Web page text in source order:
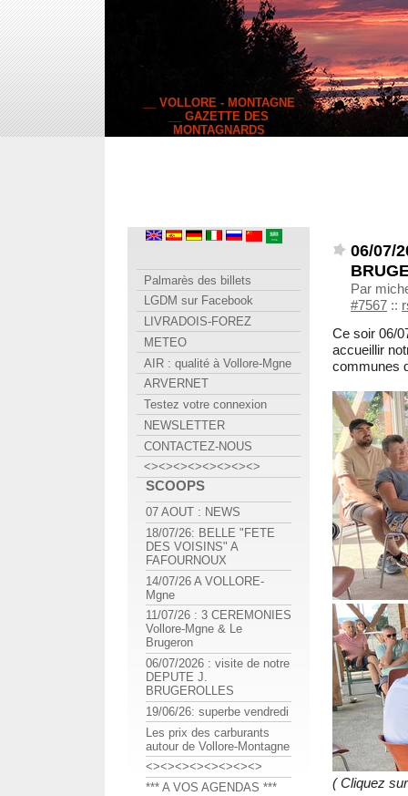
__ VOLLORE - MONTAGNE
__ GAZETTE DES
MONTAGNARDS
06/07/
Par
#7567 ::
Ce soir 06/
accueillir
communes
( Cliquez
Palmarès des billets
LGDM sur Facebook
LIVRADOIS-FOREZ
METEO
AIR : qualité à Vollore-Mgne
ARVERNET
Testez votre connexion
NEWSLETTER
CONTACTEZ-NOUS
<><><><><><><><>
SCOOPS
07 AOUT : NEWS
18/07/26: BELLE "FETE
DES VOISINS" A
FAFOURNOUX
14/07/26 A VOLLORE-
Mgne
11/07/26 : 3 CEREMONIES
Vollore-Mgne & Le
Brugeron
06/07/2026 : visite de notre
DEPUTE J.
BRUGEROLLES
19/06/26: superbe vendredi
Les prix des carburants
autour de Vollore-Montagne
<><><><><><><><>
*** A VOS AGENDAS ***